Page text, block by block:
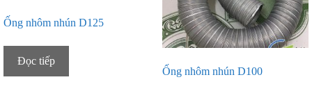
Ống nhôm nhún D125
Đọc tiếp
Ống nhôm nhún D100